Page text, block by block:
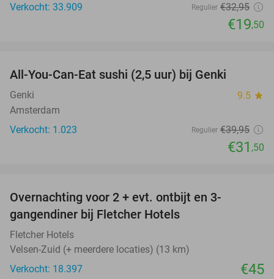
Verkocht: 33.909
Regulier €32,95
€19,50
All-You-Can-Eat sushi (2,5 uur) bij Genki
Genki 9.5 star
Amsterdam
Verkocht: 1.023
Regulier €39,95
€31 ,50
Overnachting voor 2 + evt. ontbijt en 3-
gangendiner bij Fletcher Hotels
Fletcher Hotels
Velsen-Zuid (+ meerdere locaties) (13 km)
Verkocht: 18.397
€45